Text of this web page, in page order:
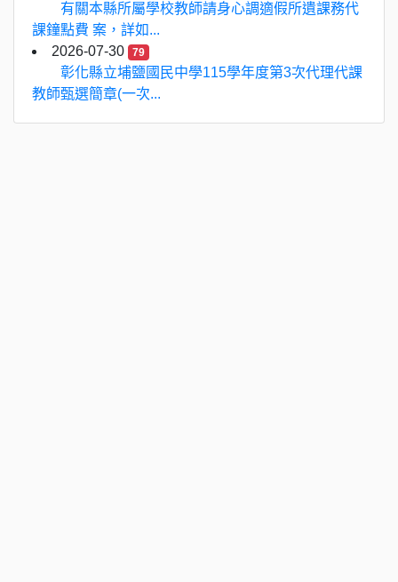
有關本縣所屬學校教師請身心調適假所遺課務代
課鐘點費 案，詳如...
2026-07-30
79
彰化縣立埔鹽國民中學115學年度第3次代理代課
教師甄選簡章(一次...